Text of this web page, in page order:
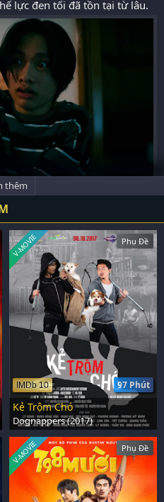
lực đen tối đã tồn tại từ lâu.
thêm
Phụ Đề
97 Phút
IMDb 10
V-MOVIE
Kẻ Trộm Chó
Dognappers (2017)
Phụ Đề
V-MOVIE